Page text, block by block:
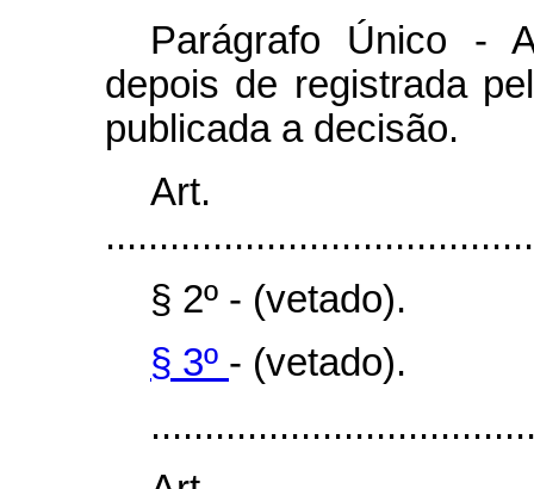
Parágrafo Único -
depois de registrada
publicada a decisão.
§ 2º - (vetado).
§ 3º - (vetado).